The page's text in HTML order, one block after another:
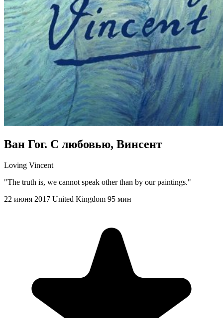
Ван Гог. С любовью, Винсент
Loving Vincent
"The truth is, we cannot speak other than by our paintings."
22 июня 2017 United Kingdom 95 мин